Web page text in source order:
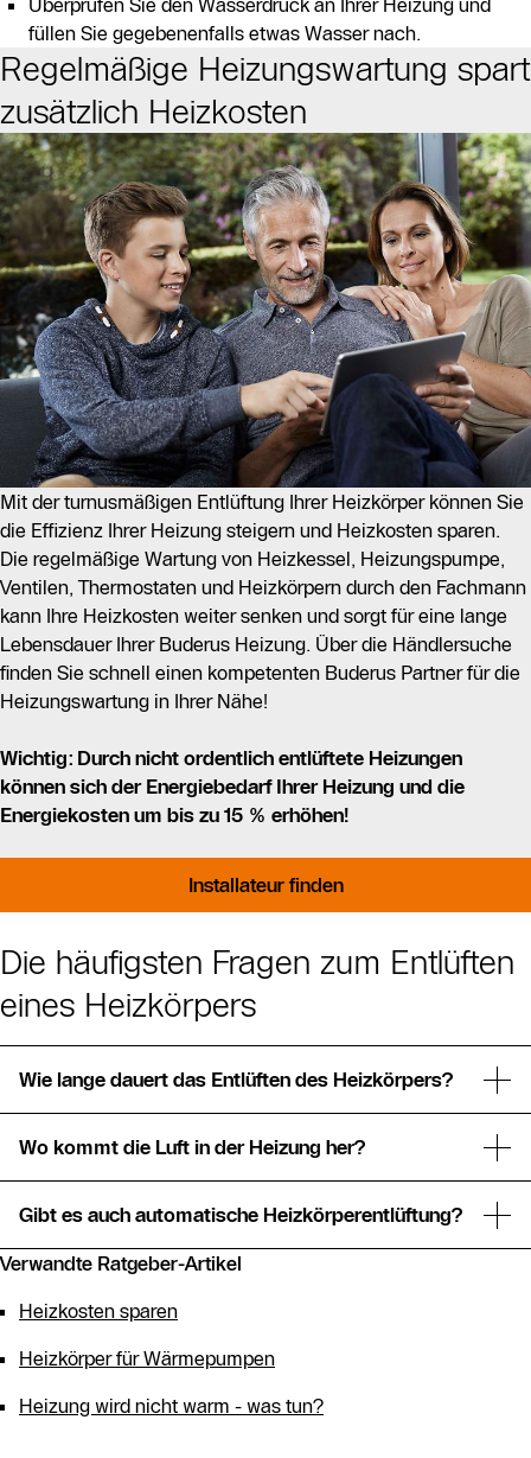
füllen Sie gegebenenfalls etwas Wasser nach.
Regelmäßige Heizungswartung spart
zusätzlich Heizkosten
Mit der turnusmäßigen Entlüftung Ihrer Heizkörper können Sie
die Effizienz Ihrer Heizung steigern und Heizkosten sparen.
Die regelmäßige Wartung von Heizkessel, Heizungspumpe,
Ventilen, Thermostaten und Heizkörpern durch den Fachmann
kann Ihre Heizkosten weiter senken und sorgt für eine lange
Lebensdauer Ihrer Buderus Heizung. Über die Händlersuche
finden Sie schnell einen kompetenten Buderus Partner für die
Heizungswartung in Ihrer Nähe!
Wichtig: Durch nicht ordentlich entlüftete Heizungen
können sich der Energiebedarf Ihrer Heizung und die
Energiekosten um bis zu 15 % erhöhen!
Installateur finden
Die häufigsten Fragen zum Entlüften
eines Heizkörpers
Wie lange dauert das Entlüften des Heizkörpers?
fünf Minuten rechnen.
Wo kommt die Luft in der Heizung her?
Heizungssystem. Es kann auch eine Undichtigkeit
vorliegen.
Gibt es auch automatische Heizkörperentlüftung?
Es sind auch Ventile mit einer automatischen Entlüftung
selbsttätig, sollte sich im Heizkörper Luft angesammelt
haben. Informieren Sie sich bei Ihrem Buderus-Partner!
Verwandte Ratgeber-Artikel
Heizkosten sparen
Heizkörper für Wärmepumpen
Heizung wird nicht warm - was tun?